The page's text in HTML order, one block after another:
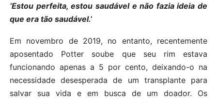
‘Estou perfeita, estou saudável e não fazia ideia de
que era tão saudável.’
Em novembro de 2019, no entanto, recentemente
aposentado Potter soube que seu rim estava
funcionando apenas a 5 por cento, deixando-o na
necessidade desesperada de um transplante para
salvar sua vida e em busca de um doador. Os